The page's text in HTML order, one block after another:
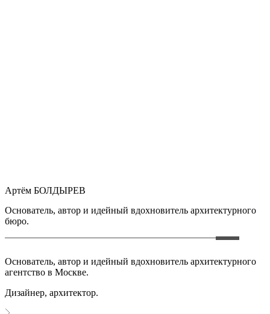
Артём БОЛДЫРЕВ
Основатель, автор и идейный вдохновитель архитектурного
бюро.
Основатель, автор и идейный вдохновитель архитектурного
агентство в Москве.
Дизайнер, архитектор.